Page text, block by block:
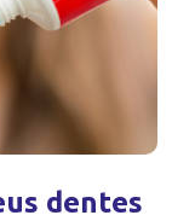
dentes